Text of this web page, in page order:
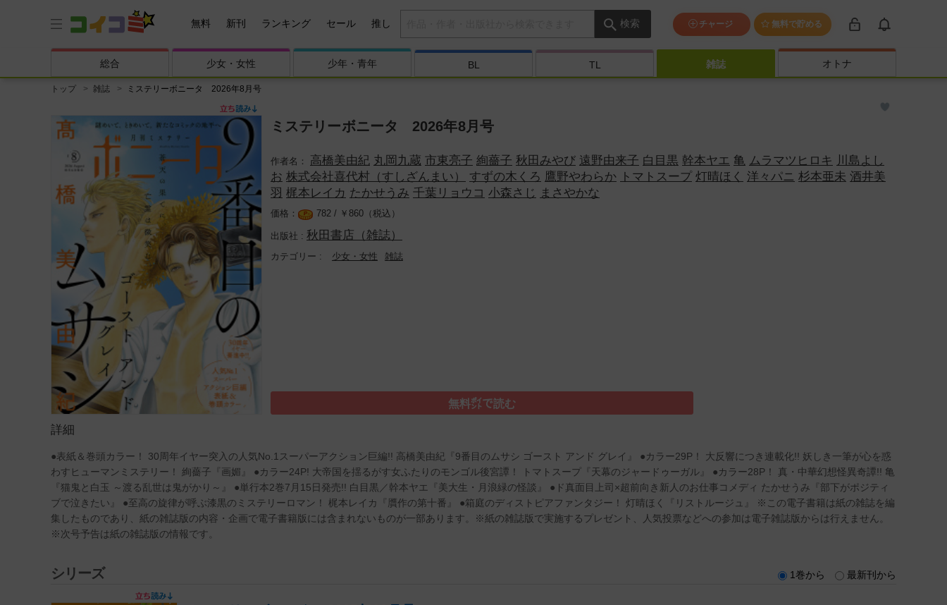
無料 新刊 ランキング セール 推し 検索 チャージ 無料で貯める
総合 少女・ 女性 少年・ 青年 BL TL 雑誌 オトナ
トップ 雑誌 ミステリーボニータ 2026年8月号
ミステリーボニータ 2026年8月号
高橋美由紀 丸岡九蔵 市東亮子 絢薔子 秋田みやび 遠野由来子 白目黒 幹本ヤエ 亀 ムラマツヒロキ
川島よし
お 株式会社喜代村（すしざんまい） すずの木くろ 鷹野やわらか トマトスープ 灯晴ほく 洋々パニ 杉本亜未 酒井美
羽 梶本レイカ たかせうみ 千葉リョウコ 小森さじ まさやかな
782 / ￥ 860（税込）
秋田書店（雑誌）
少女・女性 雑誌
無料㌽で読む
詳細
●表紙＆巻頭カラー！ 30周年イヤー突入の人気No.1スーパーアクション巨編!! 高橋美由紀『9番目のムサシ ゴースト アンド グレイ』 ●カラー29P！ 大反響につき連載化!! 妖しき一筆が心を惑
わすヒューマンミステリー！ 絢薔子『画媚』 ●カラー24P! 大帝国を揺るがす女ふたりのモンゴル後宮譚！ トマトスープ『天幕のジャードゥーガル』 ●カラー28P！ 真・中華幻想怪異奇譚!! 亀
『猫鬼と白玉 ～渡る乱世は鬼がかり～』 ●単行本2巻7月15日発売!! 白目黒／幹本ヤエ『美大生・月浪緑の怪談』 ●ド真面目上司×超前向き新人のお仕事コメディ たかせうみ『部下がポジティ
ブで泣きたい』 ●至高の旋律が呼ぶ漆黒のミステリーロマン！ 梶本レイカ『贋作の第十番』 ●箱庭のディストピアファンタジー！ 灯晴ほく『リストルージュ』 ※この電子書籍は紙の雑誌を編
集したものであり、紙の雑誌版の内容・企画で電子書籍版には含まれないものが一部あります。※紙の雑誌版で実施するプレゼント、人気投票などへの参加は電子雑誌版からは行えません。
※次号予告は紙の雑誌版の情報です。
シリーズ 1巻から 最新刊から